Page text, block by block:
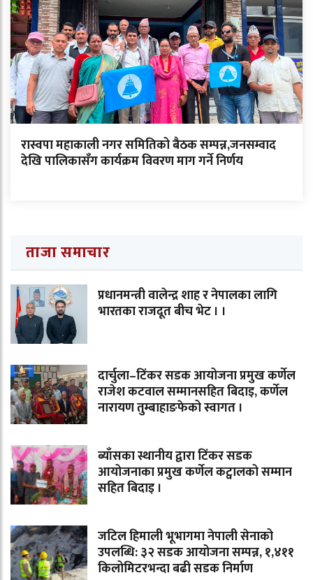
रास्वपा महाकाली नगर समितिको बैठक सम्पन्न,जनसम्वाद
देखि पालिकासँग कार्यक्रम विवरण माग गर्ने निर्णय
ताजा समाचार
प्रधानमन्त्री वालेन्द्र शाह र नेपालका लागि
भारतका राजदूत बीच भेट । ।
दार्चुला–टिंकर सडक आयोजना प्रमुख कर्णेल
राजेश कटवाल सम्मानसहित बिदाइ, कर्णेल
नारायण तुम्बाहाङफेको स्वागत ।
ब्याँसका स्थानीय द्वारा टिंकर सडक
आयोजनाका प्रमुख कर्णेल कट्वालको सम्मान
सहित बिदाइ ।
जटिल हिमाली भूभागमा नेपाली सेनाको
उपलब्धि: ३२ सडक आयोजना सम्पन्न, १,४११
किलोमिटरभन्दा बढी सडक निर्माण